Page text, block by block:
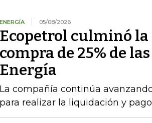
ENERGÍA 05/08/2026
Ecopetrol culminó la
compra de 25% de
Energía
La compañía continúa
para realizar la liquidación y